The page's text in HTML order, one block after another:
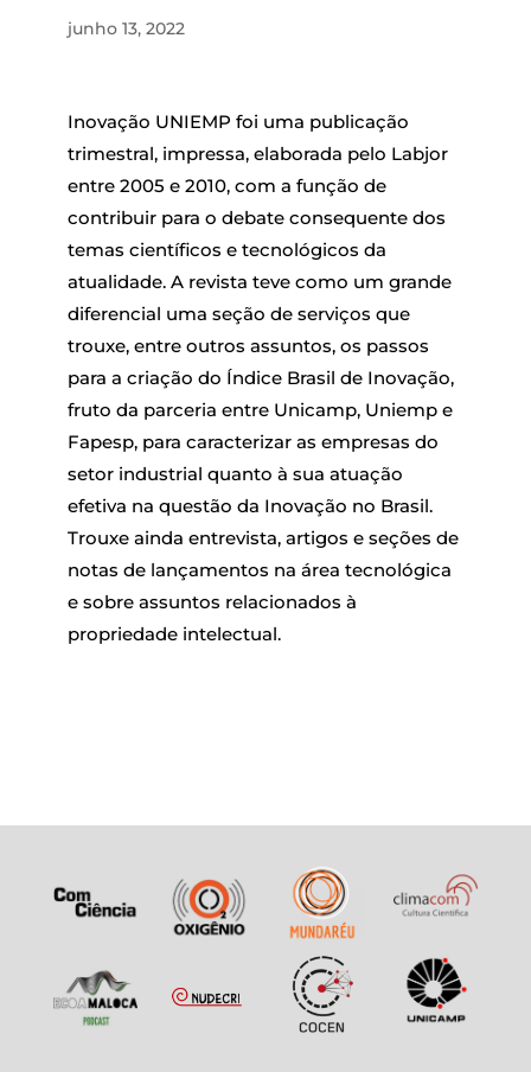
junho 13, 2022
Inovação UNIEMP foi uma publicação
trimestral, impressa, elaborada pelo Labjor
entre 2005 e 2010, com a função de
contribuir para o debate consequente dos
temas científicos e tecnológicos da
atualidade. A revista teve como um grande
diferencial uma seção de serviços que
trouxe, entre outros assuntos, os passos
para a criação do Índice Brasil de Inovação,
fruto da parceria entre Unicamp, Uniemp e
Fapesp, para caracterizar as empresas do
setor industrial quanto à sua atuação
efetiva na questão da Inovação no Brasil.
Trouxe ainda entrevista, artigos e seções de
notas de lançamentos na área tecnológica
e sobre assuntos relacionados à
propriedade intelectual.